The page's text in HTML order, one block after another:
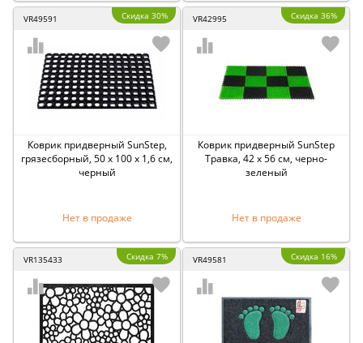
VR49591 Скидка 30%
Коврик придверный SunStep,
грязесборный, 50 x 100 x 1,6 см,
черный
Нет в продаже
VR42995 Скидка 36%
Коврик придверный SunStep
Травка, 42 x 56 см, черно-
зеленый
Нет в продаже
VR135433 Скидка 7% VR49581 Скидка 16%